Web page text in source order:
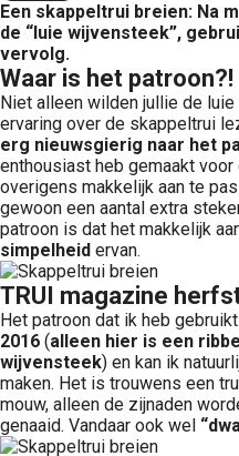
Een skappeltrui breien: Na
de “luie wijvensteek”,
vervolg.
Waar is het patroon?!
Niet alleen wilden jullie de
ervaring over de skappeltrui
erg nieuwsgierig naar het
enthousiast heb gemaakt
overigens makkelijk aan te
gewoon een aantal extra
patroon is dat het makkelijk
simpelheid ervan.
TRUI magazine
Het patroon dat ik heb
2016 (alleen hier is een
wijvensteek) en kan ik
maken. Het is trouwens een
mouw, alleen de zijnaden
genaaid. Vandaar ook wel